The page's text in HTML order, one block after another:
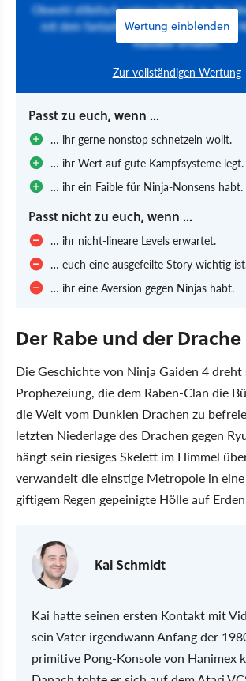
Wertung einblenden
Obwohl stilistisch unterschiedlich zu den
mit dem fantastischen Kampfsystem die
Klassiker erhalten.
Zur vollständigen Wertung
Passt zu euch, wenn ...
… ihr gerne nonstop schnetzeln wollt.
… ihr Wert auf gute Kampfsysteme legt.
… ihr ein Faible für Ninja-Nonsens habt.
Passt nicht zu euch, wenn ...
… ihr nicht-lineare Levels erwartet.
… euch eine ausgefeilte Story wichtig
… ihr eine Aversion gegen Ninjas habt.
Der Rabe und der Drache
Die Geschichte von Ninja Gaiden 4 dreht
Prophezeiung, die dem Raben-Clan die
die Welt vom Dunklen Drachen zu
letzten Niederlage des Drachen gegen
hängt sein riesiges Skelett im Himmel
verwandelt die einstige Metropole in
giftigem Regen gepeinigte Hölle auf
Kai Schmidt
Kai hatte seinen ersten Kontakt mit
sein Vater irgendwann Anfang der
primitive Pong-Konsole von Hanimex